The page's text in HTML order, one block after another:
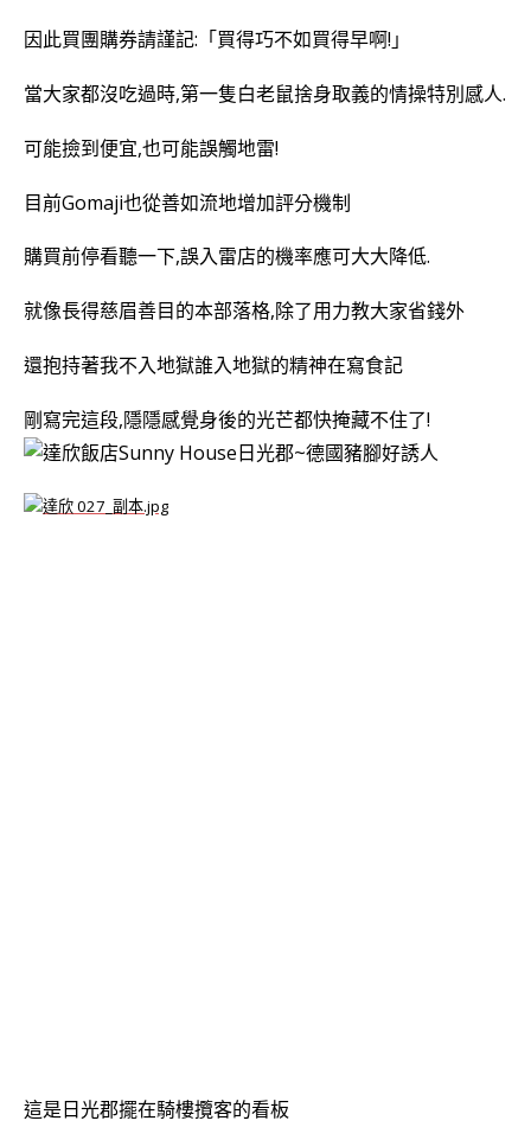
因此買團購券請謹記:「買得巧不如買得早啊!」
當大家都沒吃過時,第一隻白老鼠捨身取義的情操特別感人.
可能撿到便宜,也可能誤觸地雷!
目前Gomaji也從善如流地增加評分機制
購買前停看聽一下,誤入雷店的機率應可大大降低.
就像長得慈眉善目的本部落格,除了用力教大家省錢外
還抱持著我不入地獄誰入地獄的精神在寫食記
剛寫完這段,隱隱感覺身後的光芒都快掩藏不住了!
這是日光郡擺在騎樓攬客的看板